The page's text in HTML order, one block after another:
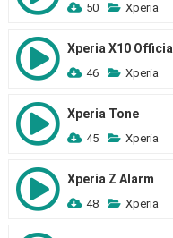
50 Xperia
Xperia X10 Official
46 Xperia
Xperia Tone
45 Xperia
Xperia Z Alarm
48 Xperia